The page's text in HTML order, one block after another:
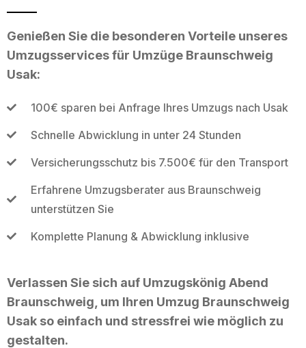
Genießen Sie die besonderen Vorteile unseres
Umzugsservices für Umzüge Braunschweig
Usak:
100€ sparen bei Anfrage Ihres Umzugs nach Usak
Schnelle Abwicklung in unter 24 Stunden
Versicherungsschutz bis 7.500€ für den Transport
Erfahrene Umzugsberater aus Braunschweig
unterstützen Sie
Komplette Planung & Abwicklung inklusive
Verlassen Sie sich auf Umzugskönig Abend
Braunschweig, um Ihren Umzug Braunschweig
Usak so einfach und stressfrei wie möglich zu
gestalten.